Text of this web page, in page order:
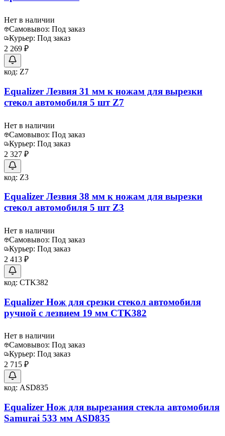
Нет в наличии
Самовывоз: Под заказ
Курьер: Под заказ
2 269 ₽
код: Z7
Equalizer Лезвия 31 мм к ножам для вырезки
стекол автомобиля 5 шт Z7
Нет в наличии
Самовывоз: Под заказ
Курьер: Под заказ
2 327 ₽
код: Z3
Equalizer Лезвия 38 мм к ножам для вырезки
стекол автомобиля 5 шт Z3
Нет в наличии
Самовывоз: Под заказ
Курьер: Под заказ
2 413 ₽
код: CTK382
Equalizer Нож для срезки стекол автомобиля
ручной с лезвием 19 мм CTK382
Нет в наличии
Самовывоз: Под заказ
Курьер: Под заказ
2 715 ₽
код: ASD835
Equalizer Нож для вырезания стекла автомобиля
Samurai 533 мм ASD835